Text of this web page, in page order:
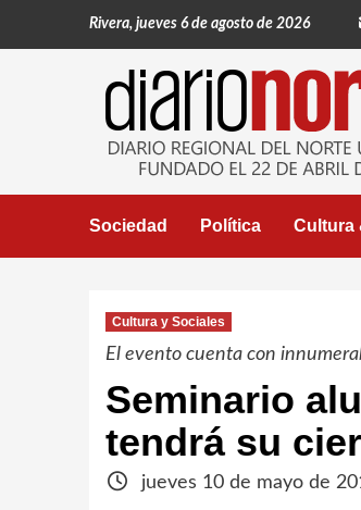
Rivera, jueves 6 de agosto de 2026
Sociedad Política Cultura
Cultura y Sociales
El evento cuenta con
Seminario
tendrá su
jueves 10 de mayo de